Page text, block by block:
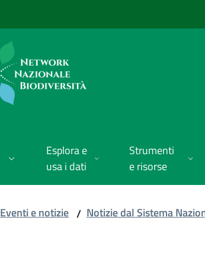
Esplora e
usa i dati
Strumenti
e risorse
Eventi e notizie / Notizie dal Sistema